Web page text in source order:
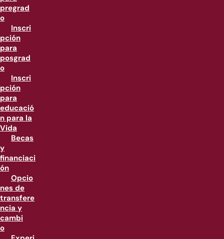
pregrad
o
Inscri
pción
para
posgrad
o
Inscri
pción
para
educació
n para la
Vida
Becas
y
financiaci
ón
Opcio
nes de
transfere
ncia y
cambi
o